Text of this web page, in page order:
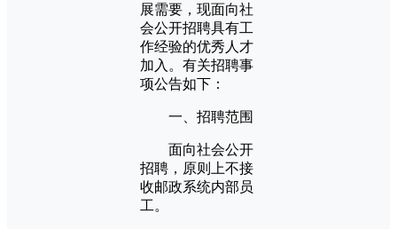
展需要，现面向社
会公开招聘具有工
作经验的优秀人才
加入。有关招聘事
项公告如下：
一、招聘范围
面向社会公开
招聘，原则上不接
收邮政系统内部员
工。